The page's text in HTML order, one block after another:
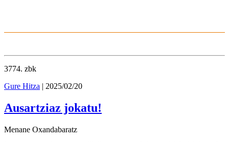
3774. zbk
Gure Hitza | 2025/02/20
Ausartziaz jokatu!
Menane Oxandabaratz